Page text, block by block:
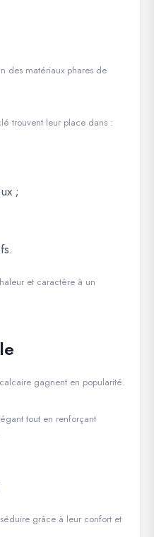
des matériaux phares de
trouvent leur place dans :
;
et caractère à un
gagnent en popularité.
tout en renforçant
grâce à leur confort et